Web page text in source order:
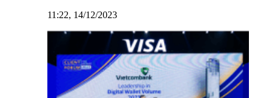
11:22, 14/12/2023